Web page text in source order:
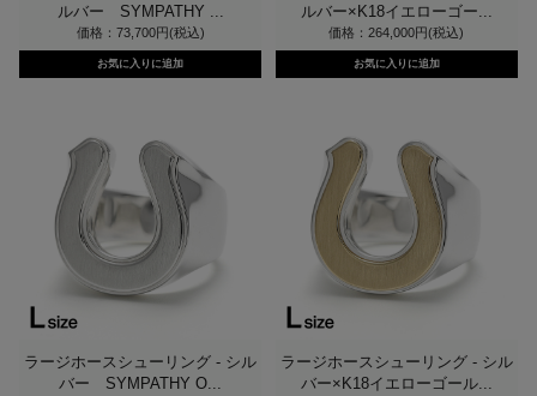
ルバー SYMPATHY ...
価格：73,700円(税込)
ルバー×K18イエローゴー...
価格：264,000円(税込)
ラージホースシューリング - シル
バー SYMPATHY O...
ラージホースシューリング - シル
バー×K18イエローゴール...